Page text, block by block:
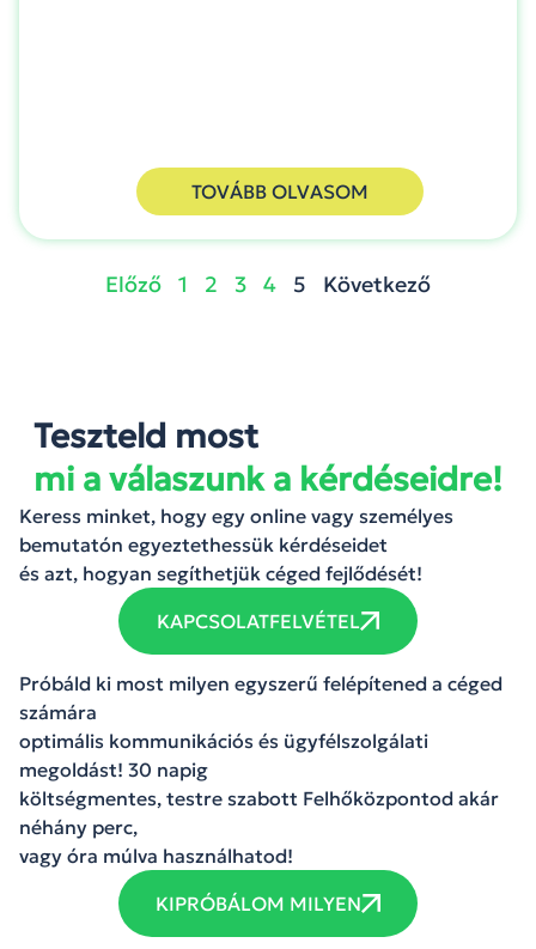
TOVÁBB OLVASOM
Előző 1 2 3 4 5 Következő
Teszteld most
mi a válaszunk a kérdéseidre!
Keress minket, hogy egy online vagy személyes
bemutatón egyeztethessük kérdéseidet
és azt, hogyan segíthetjük céged fejlődését!
KAPCSOLATFELVÉTEL
Próbáld ki most milyen egyszerű felépítened a céged
számára
optimális kommunikációs és ügyfélszolgálati
megoldást! 30 napig
költségmentes, testre szabott Felhőközpontod akár
néhány perc,
vagy óra múlva használhatod!
KIPRÓBÁLOM MILYEN